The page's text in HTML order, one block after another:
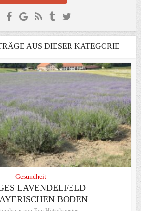
AUS DIESER KATEGORIE
Gesundheit
LAVENDELFELD
BODEN